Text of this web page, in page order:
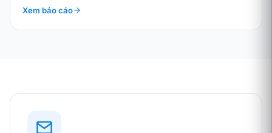
Xem báo cáo